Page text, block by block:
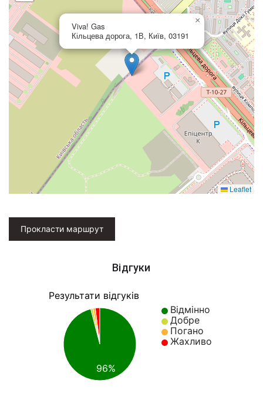
Viva! Gas
Кільцева дорога, 1В, Київ, 03191
×
Leaflet
Прокласти маршрут
Відгуки
Результати відгуків
Відмінно
Добре
Погано
Жахливо
96%